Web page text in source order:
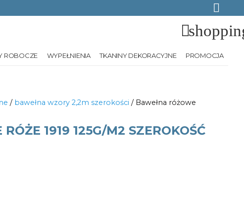
ROBOCZE WYPEŁNIENIA TKANINY DEKORACYJNE PROMOCJA
/ bawełna wzory 2,2m szerokości / Bawełna różowe
1919 125G/M2 SZEROKOŚĆ